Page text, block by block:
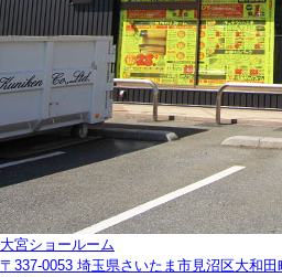
大宮ショールーム
〒337-0053 埼玉県さいたま市見沼区大和田